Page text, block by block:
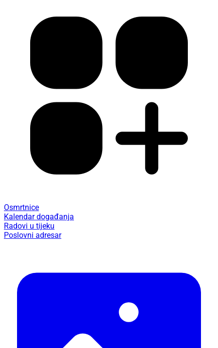
Osmrtnice
Kalendar događanja
Radovi u tijeku
Poslovni adresar